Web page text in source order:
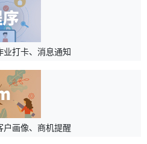
业打卡、消息通知
户画像、商机提醒